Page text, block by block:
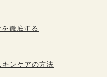
徹底する
キンケアの方法